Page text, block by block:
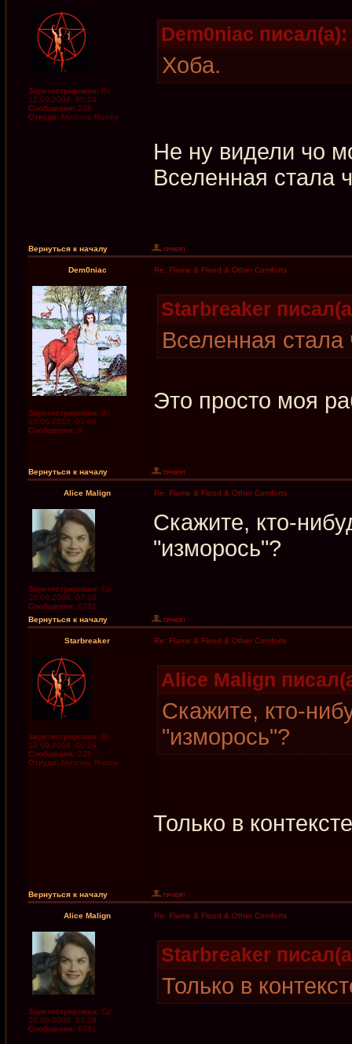
Зарегистрирован: Вс
12.09.2004, 00:24
Сообщения: 228
Откуда: Moscow, Russia
Dem0niac писал(а):
Хоба.
Не ну видели чо
Вселенная стала
Вернуться к началу
Dem0niac Re: Flame & Flood & Other Comforts
Зарегистрирован: Вс
03.06.2018, 01:04
Сообщения: 9
Starbreaker
Вселенная стала
Это просто моя
Вернуться к началу
Alice Malign Re: Flame & Flood & Other Comforts
Зарегистрирован: Ср
20.09.2006, 07:38
Сообщения: 6781
Скажите, кто-
"изморось"?
Вернуться к началу
Starbreaker Re: Flame & Flood & Other Comforts
Зарегистрирован: Вс
12.09.2004, 00:24
Сообщения: 228
Откуда: Moscow, Russia
Alice Malign
Скажите, кто-
"изморось"?
Только в
Вернуться к началу
Alice Malign Re: Flame & Flood & Other Comforts
Зарегистрирован: Ср
20.09.2006, 07:38
Сообщения: 6781
Starbreaker
Только в